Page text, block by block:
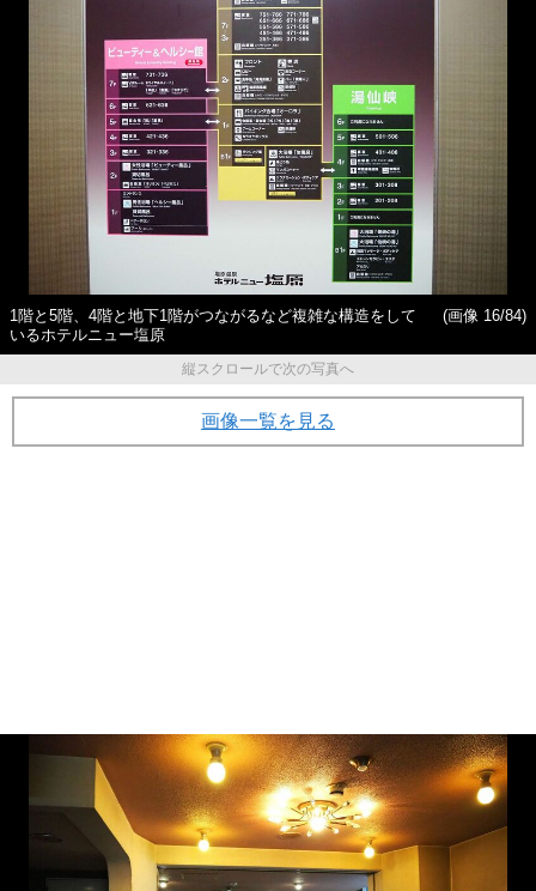
1階と5階、4階と地下1階がつながるなど複雑な構造をして
いるホテルニュー塩原
(画像 16/84)
縦スクロールで次の写真へ
画像一覧を見る